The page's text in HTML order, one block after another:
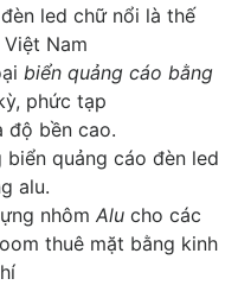
led chữ nổi là thế
Việt Nam
biển quảng cáo bằng
phức tạp
độ bền cao.
quảng cáo đèn led
alu.
nhôm Alu cho các
thuê mặt bằng kinh